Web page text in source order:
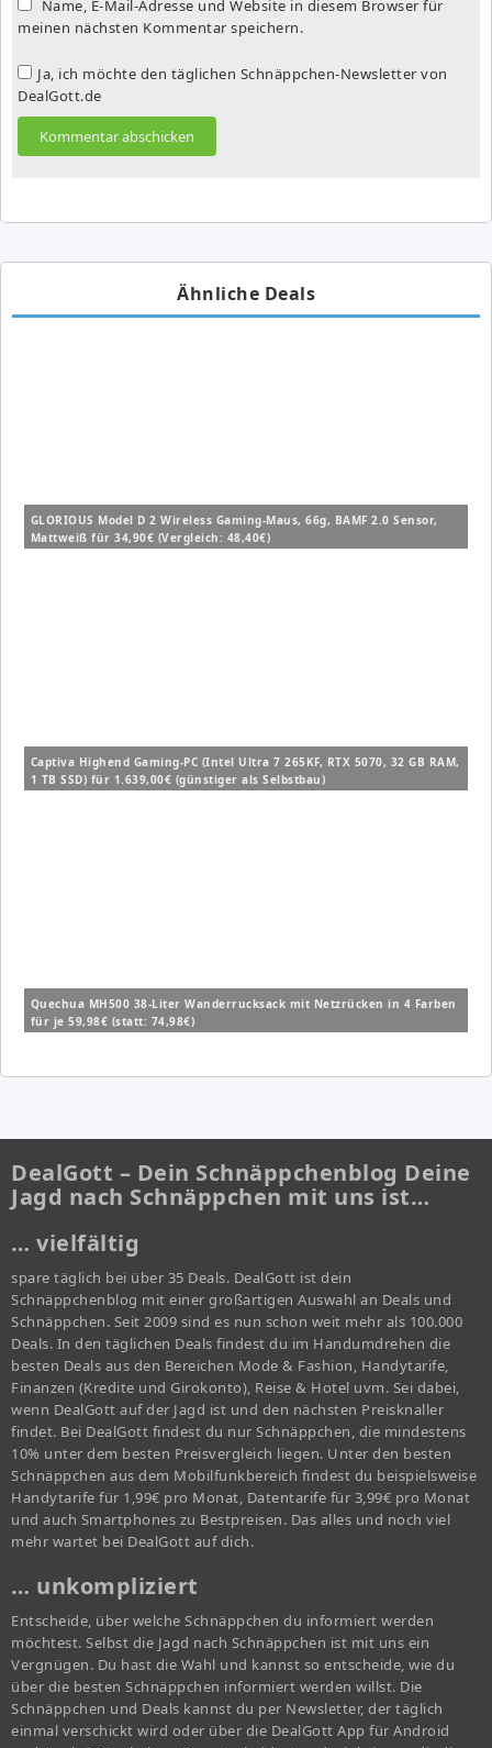
Name, E-Mail-Adresse und Website in diesem Browser für
meinen nächsten Kommentar speichern.
Ja, ich möchte den täglichen Schnäppchen-Newsletter von
DealGott.de
Ähnliche Deals
GLORIOUS Model D 2 Wireless Gaming-Maus, 66g, BAMF 2.0 Sensor,
Mattweiß für 34,90€ (Vergleich: 48,40€)
Captiva Highend Gaming-PC (Intel Ultra 7 265KF, RTX 5070, 32 GB RAM,
1 TB SSD) für 1.639,00€ (günstiger als Selbstbau)
Quechua MH500 38-Liter Wanderrucksack mit Netzrücken in 4 Farben
für je 59,98€ (statt: 74,98€)
DealGott – Dein Schnäppchenblog Deine
Jagd nach Schnäppchen mit uns ist…
… vielfältig
spare täglich bei über 35 Deals. DealGott ist dein
Schnäppchenblog mit einer großartigen Auswahl an Deals und
Schnäppchen. Seit 2009 sind es nun schon weit mehr als 100.000
Deals. In den täglichen Deals findest du im Handumdrehen die
besten Deals aus den Bereichen Mode & Fashion, Handytarife,
Finanzen (Kredite und Girokonto), Reise & Hotel uvm. Sei dabei,
wenn DealGott auf der Jagd ist und den nächsten Preisknaller
findet. Bei DealGott findest du nur Schnäppchen, die mindestens
10% unter dem besten Preisvergleich liegen. Unter den besten
Schnäppchen aus dem Mobilfunkbereich findest du beispielsweise
Handytarife für 1,99€ pro Monat, Datentarife für 3,99€ pro Monat
und auch Smartphones zu Bestpreisen. Das alles und noch viel
mehr wartet bei DealGott auf dich.
… unkompliziert
Entscheide, über welche Schnäppchen du informiert werden
möchtest. Selbst die Jagd nach Schnäppchen ist mit uns ein
Vergnügen. Du hast die Wahl und kannst so entscheide, wie du
über die besten Schnäppchen informiert werden willst. Die
Schnäppchen und Deals kannst du per Newsletter, der täglich
einmal verschickt wird oder über die DealGott App für Android